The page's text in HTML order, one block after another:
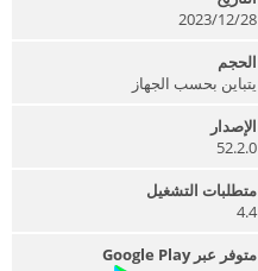
2023/12/28
الحجم
يتباين بحسب الجهاز
الإصدار
52.2.0
متطلبات التشغيل
4.4
متوفر عبر Google Play